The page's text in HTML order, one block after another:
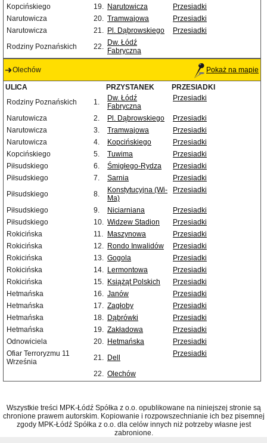
Kopcińskiego
19. Narutowicza
Przesiadki
Narutowicza
20. Tramwajowa
Przesiadki
Narutowicza
21. Pl. Dąbrowskiego
Przesiadki
Rodziny Poznańskich
22. Dw. Łódź
Fabryczna
Olechów Pokaż na mapie
ULICA PRZYSTANEK
PRZESIADKI
Rodziny Poznańskich
1.
Dw. Łódź
Fabryczna
Przesiadki
Narutowicza 2. Pl. Dąbrowskiego
Przesiadki
Narutowicza
3. Tramwajowa
Przesiadki
Narutowicza
4. Kopcińskiego
Przesiadki
Kopcińskiego
5. Tuwima
Przesiadki
Piłsudskiego
6. Śmigłego-Rydza
Przesiadki
Piłsudskiego
7. Sarnia
Przesiadki
Piłsudskiego
8.
Konstytucyjna (Wi-
Ma)
Przesiadki
Piłsudskiego 9. Niciarniana
Przesiadki
Piłsudskiego
10. Widzew Stadion
Przesiadki
Rokicińska
11. Maszynowa
Przesiadki
Rokicińska
12. Rondo Inwalidów
Przesiadki
Rokicińska
13. Gogola
Przesiadki
Rokicińska
14. Lermontowa
Przesiadki
Rokicińska
15. Książąt Polskich
Przesiadki
Hetmańska
16. Janów
Przesiadki
Hetmańska
17. Zagłoby
Przesiadki
Hetmańska
18. Dąbrówki
Przesiadki
Hetmańska
19. Zakładowa
Przesiadki
Odnowiciela
20. Hetmańska
Przesiadki
Ofiar Terroryzmu 11
Września
21. Dell Przesiadki
22. Olechów
Wszystkie treści MPK-Łódź Spółka z o.o. opublikowane na niniejszej stronie są
chronione prawem autorskim. Kopiowanie i rozpowszechnianie ich bez pisemnej
zgody MPK-Łódź Spółka z o.o. dla celów innych niż potrzeby własne jest
zabronione.